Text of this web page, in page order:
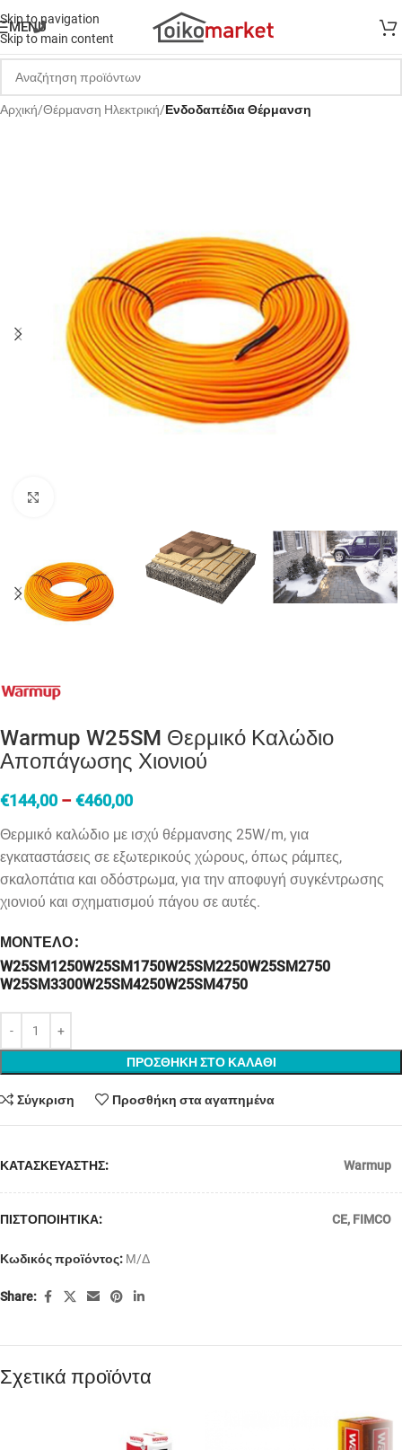
Skip to navigation
Skip to main content
MENU
Αρχική Θέρμανση Ηλεκτρική Ενδοδαπέδια Θέρμανση
Warmup W25SM Θερμικό Καλώδιο
Αποπάγωσης Χιονιού
€144,00 – €460,00
Θερμικό καλώδιο με ισχύ θέρμανσης 25W/m, για
εγκαταστάσεις σε εξωτερικούς χώρους, όπως ράμπες,
σκαλοπάτια και οδόστρωμα, για την αποφυγή συγκέντρωσης
χιονιού και σχηματισμού πάγου σε αυτές.
ΜΟΝΤΕΛΟ
W25SM1250W25SM1750W25SM2250W25SM2750
W25SM3300W25SM4250W25SM4750
ΠΡΟΣΘΗΚΗ ΣΤΟ ΚΑΛΑΘΙ
Σύγκριση Προσθήκη στα αγαπημένα
ΚΑΤΑΣΚΕΥΑΣΤΗΣ: Warmup
ΠΙΣΤΟΠΟΙΗΤΙΚΑ: CE, FIMCO
Κωδικός προϊόντος: Μ/Δ
Share:
Σχετικά προϊόντα